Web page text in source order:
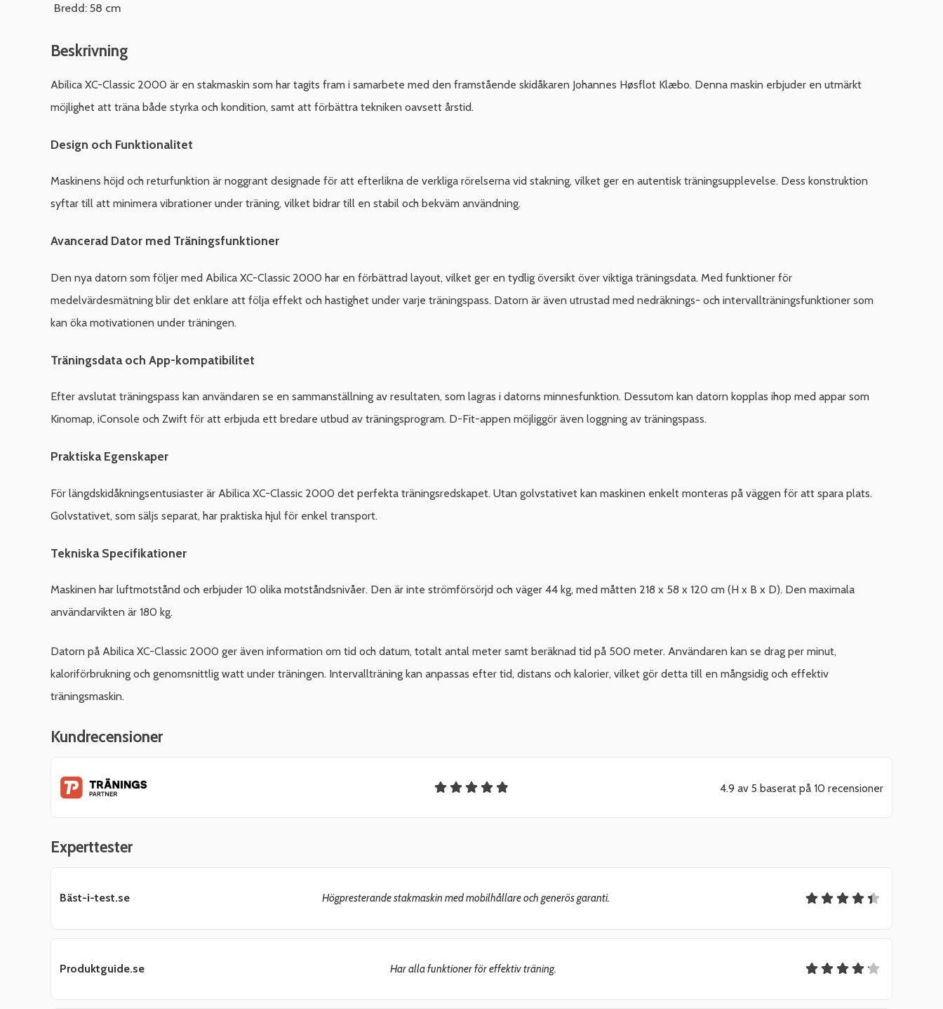
Bredd: 58 cm
Beskrivning
Abilica XC-Classic 2000 är en stakmaskin som har tagits fram i samarbete med den framstående skidåkaren Johannes Høsflot Klæbo. Denna maskin erbjuder en utmärkt
möjlighet att träna både styrka och kondition, samt att förbättra tekniken oavsett årstid.
Design och Funktionalitet
Maskinens höjd och returfunktion är noggrant designade för att efterlikna de verkliga rörelserna vid stakning, vilket ger en autentisk träningsupplevelse. Dess konstruktion
syftar till att minimera vibrationer under träning, vilket bidrar till en stabil och bekväm användning.
Avancerad Dator med Träningsfunktioner
Den nya datorn som följer med Abilica XC-Classic 2000 har en förbättrad layout, vilket ger en tydlig översikt över viktiga träningsdata. Med funktioner för
medelvärdesmätning blir det enklare att följa effekt och hastighet under varje träningspass. Datorn är även utrustad med nedräknings- och intervallträningsfunktioner som
kan öka motivationen under träningen.
Träningsdata och App-kompatibilitet
Efter avslutat träningspass kan användaren se en sammanställning av resultaten, som lagras i datorns minnesfunktion. Dessutom kan datorn kopplas ihop med appar som
Kinomap, iConsole och Zwift för att erbjuda ett bredare utbud av träningsprogram. D-Fit-appen möjliggör även loggning av träningspass.
Praktiska Egenskaper
För längdskidåkningsentusiaster är Abilica XC-Classic 2000 det perfekta träningsredskapet. Utan golvstativet kan maskinen enkelt monteras på väggen för att spara plats.
Golvstativet, som säljs separat, har praktiska hjul för enkel transport.
Tekniska Specifikationer
Maskinen har luftmotstånd och erbjuder 10 olika motståndsnivåer. Den är inte strömförsörjd och väger 44 kg, med måtten 218 x 58 x 120 cm (H x B x D). Den maximala
användarvikten är 180 kg.
Datorn på Abilica XC-Classic 2000 ger även information om tid och datum, totalt antal meter samt beräknad tid på 500 meter. Användaren kan se drag per minut,
kaloriförbrukning och genomsnittlig watt under träningen. Intervallträning kan anpassas efter tid, distans och kalorier, vilket gör detta till en mångsidig och effektiv
träningsmaskin.
Kundrecensioner
4.9 av 5 baserat på 10 recensioner
Experttester
Bäst-i-test.se Högpresterande stakmaskin med mobilhållare och generös garanti.
Produktguide.se Har alla funktioner för effektiv träning.